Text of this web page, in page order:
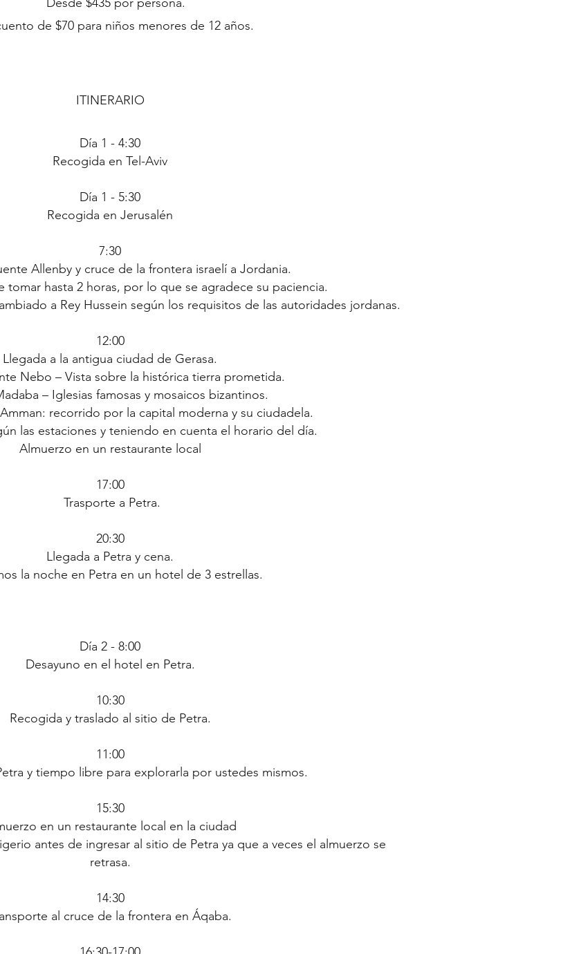
de $70 para niños menores de 12 años.
ITINERARIO
Día 1 - 4:30
Recogida en Tel-Aviv
Día 1 - 5:30
Recogida en Jerusalén
7:30
Allenby y cruce de la frontera israelí a Jordania.
tomar hasta 2 horas, por lo que se agradece su paciencia.
a Rey Hussein según los requisitos de las autoridades jordanas.
12:00
Llegada a la antigua ciudad de Gerasa.
Nebo – Vista sobre la histórica tierra prometida.
– Iglesias famosas y mosaicos bizantinos.
recorrido por la capital moderna y su ciudadela.
las estaciones y teniendo en cuenta el horario del día.
Almuerzo en un restaurante local
17:00
Trasporte a Petra.
20:30
Llegada a Petra y cena.
la noche en Petra en un hotel de 3 estrellas.
Día 2 - 8:00
Desayuno en el hotel en Petra.
10:30
Recogida y traslado al sitio de Petra.
11:00
y tiempo libre para explorarla por ustedes mismos.
15:30
en un restaurante local en la ciudad
antes de ingresar al sitio de Petra ya que a veces el almuerzo se
retrasa.
14:30
al cruce de la frontera en Áqaba.